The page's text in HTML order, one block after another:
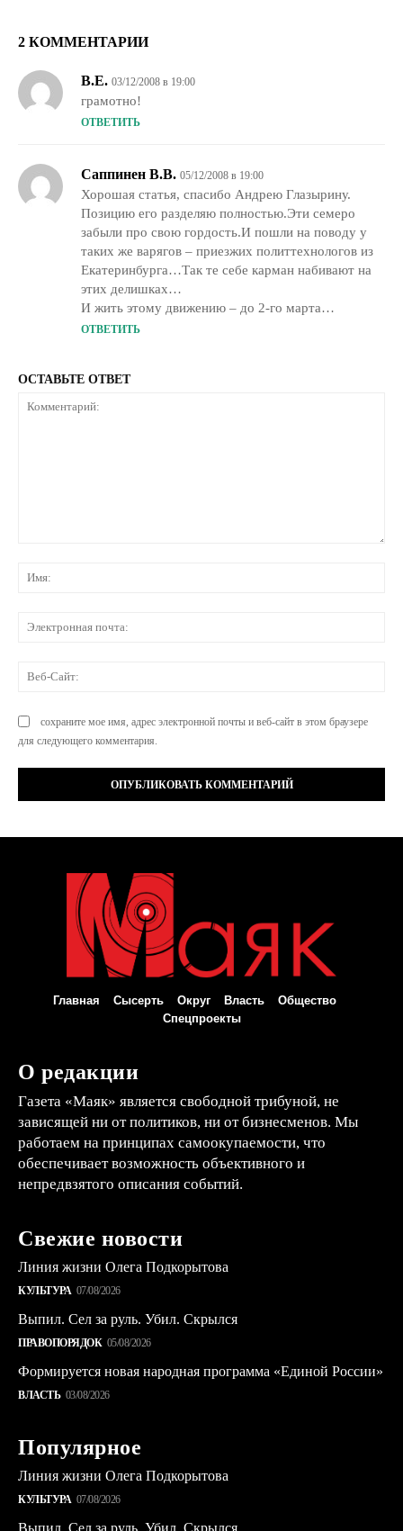
2 КОММЕНТАРИИ
В.Е. 03/12/2008 в 19:00
грамотно!
ОТВЕТИТЬ
Саппинен В.В. 05/12/2008 в 19:00
Хорошая статья, спасибо Андрею Глазырину.
Позицию его разделяю полностью.Эти семеро
забыли про свою гордость.И пошли на поводу у
таких же варягов – приезжих политтехнологов из
Екатеринбурга…Так те себе карман набивают на
этих делишках…
И жить этому движению – до 2-го марта…
ОТВЕТИТЬ
ОСТАВЬТЕ ОТВЕТ
сохраните мое имя, адрес электронной почты и веб-сайт в этом браузере
для следующего комментария.
Главная Сысерть Округ Власть
Общество
Спецпроекты
О редакции
Газета «Маяк» является свободной трибуной, не
зависящей ни от политиков, ни от бизнесменов. Мы
работаем на принципах самоокупаемости, что
обеспечивает возможность объективного и
непредвзятого описания событий.
Свежие новости
Линия жизни Олега Подкорытова
КУЛЬТУРА 07/08/2026
Выпил. Сел за руль. Убил. Скрылся
ПРАВОПОРЯДОК 05/08/2026
Формируется новая народная программа «Единой России»
ВЛАСТЬ 03/08/2026
Популярное
Линия жизни Олега Подкорытова
КУЛЬТУРА 07/08/2026
Выпил. Сел за руль. Убил. Скрылся